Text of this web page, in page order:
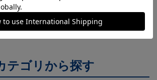
パ福岡のすべてのグッズをチェックしたい方
グッズ一覧はこちら！
テゴリから探す